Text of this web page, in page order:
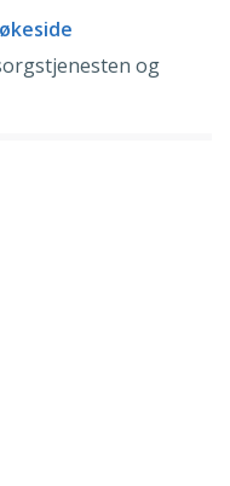
og